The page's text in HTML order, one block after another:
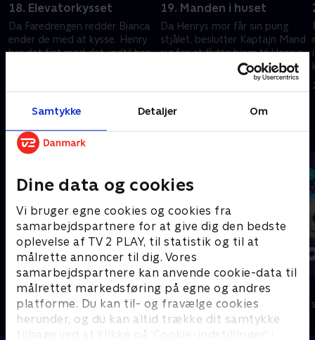
Samtykke Detaljer Om
Dine data og cookies
Vi bruger egne cookies og cookies fra
samarbejdspartnere for at give dig den bedste
oplevelse af TV 2 PLAY, til statistik og til at
målrette annoncer til dig. Vores
samarbejdspartnere kan anvende cookie-data til
målrettet markedsføring på egne og andres
platforme. Du kan til- og fravælge cookies
herunder, og du kan altid trække dit samtykke
tilbage ved at klikke på ’Cookie-indstillinger’ i
18. Elevatorkysset
Da Faredrengen redder Bianca
ender de med at kysse. Henry
har det fint med det, indtil han
19. Manden i huset
Da Henrys mor får sin pung
stjålet, beslutter Kaptajn Mand
sig for at flytte hjem til Henrys
familie for at beskytte dem.
Men tager han rollen lidt for
seriøst?
Andre så også
Vicke Viking
Børneserier • 1 sæsoner
Olly & Lea
Børneserier • 1